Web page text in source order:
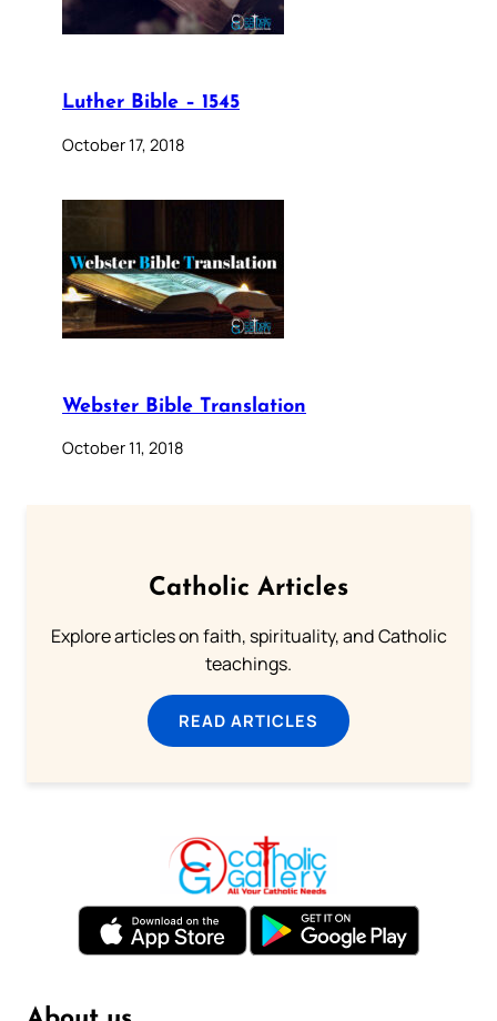
Luther Bible – 1545
October 17, 2018
Webster Bible Translation
October 11, 2018
Catholic Articles
Explore articles on faith, spirituality, and Catholic
teachings.
READ ARTICLES